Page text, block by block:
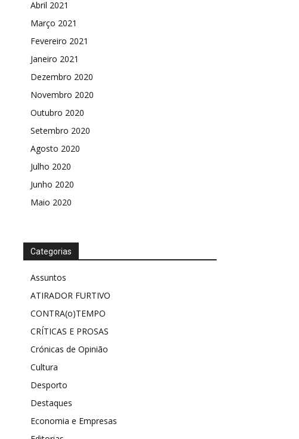
Abril 2021
Março 2021
Fevereiro 2021
Janeiro 2021
Dezembro 2020
Novembro 2020
Outubro 2020
Setembro 2020
Agosto 2020
Julho 2020
Junho 2020
Maio 2020
Categorias
Assuntos
ATIRADOR FURTIVO
CONTRA(o)TEMPO
CRÍTICAS E PROSAS
Crónicas de Opinião
Cultura
Desporto
Destaques
Economia e Empresas